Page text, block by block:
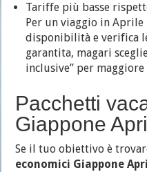
Tariffe più basse
Per un viaggio in Aprile
disponibilità e verifica
garantita, magari
inclusive” per
Pacchetti
Giappone
Se il tuo obiettivo è
economici Giappone